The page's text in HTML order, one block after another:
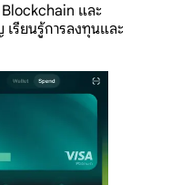
และ
รียนรู้การลงทุนและ